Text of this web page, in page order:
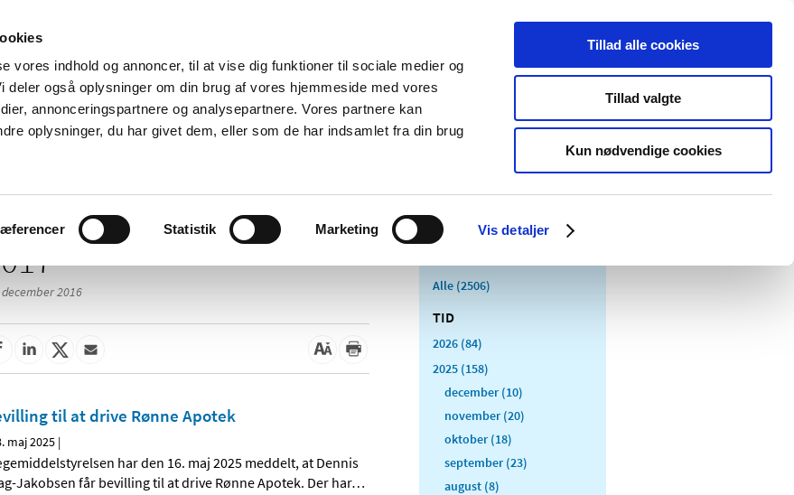
vores indhold og annoncer, til at vise dig funktioner til sociale medier og
deler også oplysninger om din brug af vores hjemmeside med vores
annonceringspartnere og analysepartnere. Vores partnere kan
oplysninger, du har givet dem, eller som de har indsamlet fra din brug
Statistik Marketing Vis detaljer
Tillad alle cookies
Tillad valgte
Kun nødvendige cookies
Nyheder Om os Kontakt Udgivelser
Tilskud og
Apoteker og salg af
Medicinsk
Særlige
produktområder
december 2016
til at drive Rønne Apotek
maj 2025 |
har den 16. maj 2025 meddelt, at Dennis
Jakobsen får bevilling til at drive Rønne Apotek. Der har…
Alle (2506)
TID
2026 (84)
2025 (158)
december (10)
november (20)
oktober (18)
september (23)
august (8)